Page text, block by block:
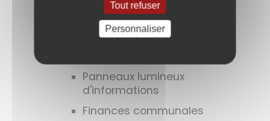
Marchés
Bureau de Poste
Panneaux lumineux
d'informations
Finances communales
Tout refuser
Personnaliser